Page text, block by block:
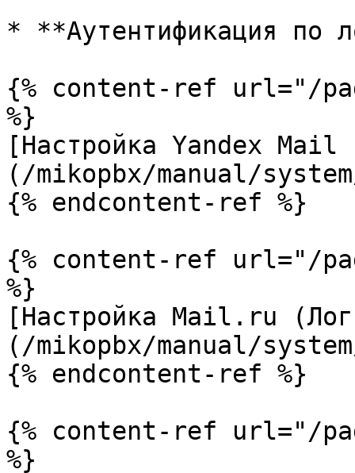
* **Аутентификация по
{% content-ref url="/
%}
[Настройка Yandex
(/mikopbx/manual/
{% endcontent-ref %}
{% content-ref url="/
%}
[Настройка Mail.ru
(/mikopbx/manual/
{% endcontent-ref %}
{% content-ref url="/
%}